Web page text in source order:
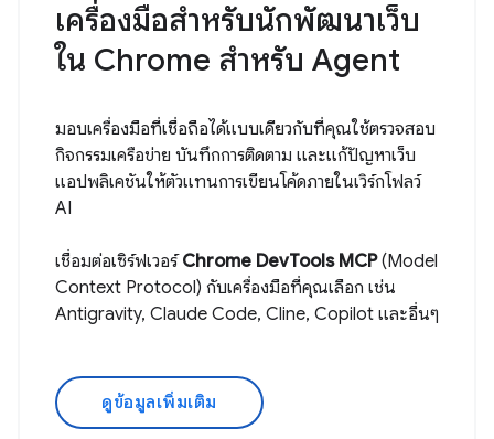
เครื่องมือสำหรับนักพัฒนาเว็บ
ใน Chrome สำหรับ Agent
มอบเครื่องมือที่เชื่อถือได้แบบเดียวกับที่คุณใช้ตรวจสอบ
กิจกรรมเครือข่าย บันทึกการติดตาม และแก้ปัญหาเว็บ
แอปพลิเคชันให้ตัวแทนการเขียนโค้ดภายในเวิร์กโฟลว์
AI
เชื่อมต่อเซิร์ฟเวอร์Chrome DevTools MCP(Model
Context Protocol) กับเครื่องมือที่คุณเลือก เช่น
Antigravity, Claude Code, Cline, Copilot และอื่นๆ
ดูข้อมูลเพิ่มเติม